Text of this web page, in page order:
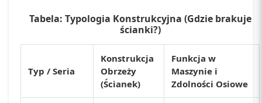
Tabela: Typologia Konstrukcyjna (Gdzie brakuje
ścianki?)
Typ / Seria
Konstrukcja
Obrzeży
(Ścianek)
Funkcja w
Maszynie i
Zdolności Osiowe